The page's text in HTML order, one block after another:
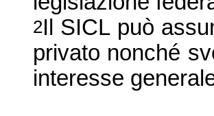
2Il SICL può
privato nonché
interesse